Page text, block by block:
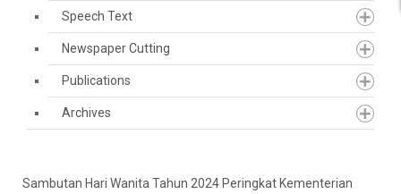
Speech Text
Newspaper Cutting
Publications
Archives
Sambutan Hari Wanita Tahun 2024 Peringkat Kementerian